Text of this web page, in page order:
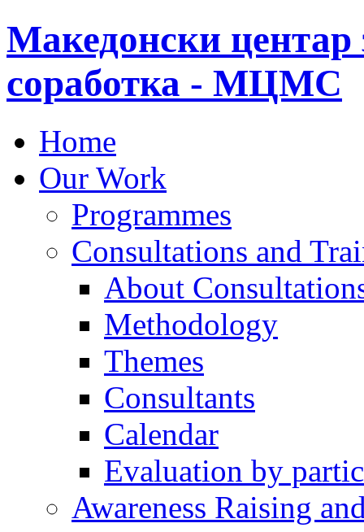
Македонски центар
соработка - МЦМС
Home
Our Work
Programmes
Consultations and
About
Methodology
Themes
Consultants
Calendar
Evaluation by
Awareness Raising